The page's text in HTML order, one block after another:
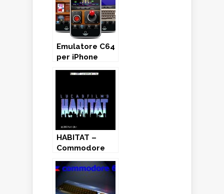
Emulatore C64
per iPhone
HABITAT –
Commodore